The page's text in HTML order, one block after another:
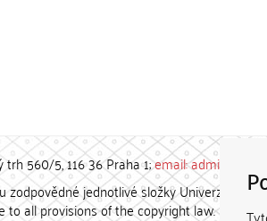
trh 560/5, 116 36 Praha 1;email: admin-
jednotlivé složky Univerzity
to all provisions of the copyright law.